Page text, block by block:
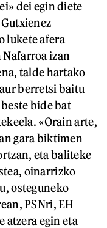
dei egin diete
lukete afera
izan
talde hartako
berretsi baitu
bide bat
«Orain arte,
gara biktimen
eta baliteke
oinarrizko
osteguneko
PSNri, EH
atzera egin eta